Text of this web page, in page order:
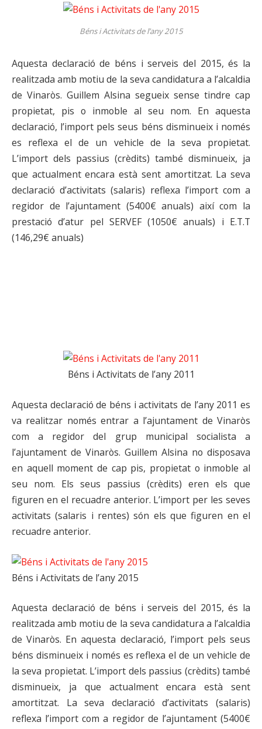
Béns i Activitats de l’any 2015
Aquesta declaració de béns i serveis del 2015, és la
realitzada amb motiu de la seva candidatura a l’alcaldia
de Vinaròs. Guillem Alsina segueix sense tindre cap
propietat, pis o inmoble al seu nom. En aquesta
declaració, l’import pels seus béns disminueix i només
es reflexa el de un vehicle de la seva propietat.
L’import dels passius (crèdits) també disminueix, ja
que actualment encara està sent amortitzat. La seva
declaració d’activitats (salaris) reflexa l’import com a
regidor de l’ajuntament (5400€ anuals) així com la
prestació d’atur pel SERVEF (1050€ anuals) i E.T.T
(146,29€ anuals)
Béns i Activitats de l’any 2011
Aquesta declaració de béns i activitats de l’any 2011 es
va realitzar només entrar a l’ajuntament de Vinaròs
com a regidor del grup municipal socialista a
l’ajuntament de Vinaròs. Guillem Alsina no disposava
en aquell moment de cap pis, propietat o inmoble al
seu nom. Els seus passius (crèdits) eren els que
figuren en el recuadre anterior. L’import per les seves
activitats (salaris i rentes) són els que figuren en el
recuadre anterior.
Béns i Activitats de l’any 2015
Aquesta declaració de béns i serveis del 2015, és la
realitzada amb motiu de la seva candidatura a l’alcaldia
de Vinaròs. En aquesta declaració, l’import pels seus
béns disminueix i només es reflexa el de un vehicle de
la seva propietat. L’import dels passius (crèdits) també
disminueix, ja que actualment encara està sent
amortitzat. La seva declaració d’activitats (salaris)
reflexa l’import com a regidor de l’ajuntament (5400€